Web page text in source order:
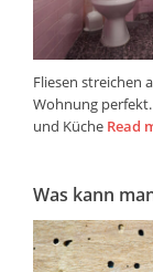
Fliesen streichen
Wohnung
und Küche Read
Was kann